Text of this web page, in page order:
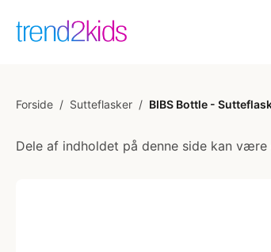
Forside / Sutteflasker / BIBS Bottle -
Dele af indholdet på denne side kan